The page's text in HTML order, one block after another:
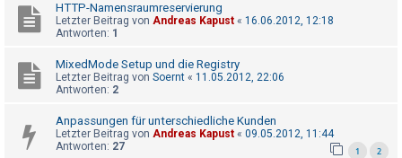
HTTP-Namensraumreservierung
Letzter Beitrag von Andreas Kapust « 16.06.2012, 12:18
Antworten: 1
MixedMode Setup und die Registry
Letzter Beitrag von Soernt « 11.05.2012, 22:06
Antworten: 2
Anpassungen für unterschiedliche Kunden
Letzter Beitrag von Andreas Kapust « 09.05.2012, 11:44
Antworten: 27 1 2